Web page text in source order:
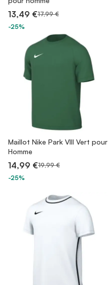
13,49 €17,99 €
-25%
Maillot Nike Park VIII Vert pour
Homme
14,99 €19,99 €
-25%